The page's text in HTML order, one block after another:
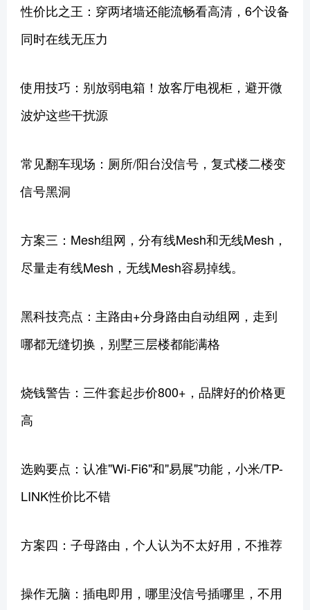
性价比之王：穿两堵墙还能流畅看高清，6个设备
同时在线无压力
使用技巧：别放弱电箱！放客厅电视柜，避开微
波炉这些干扰源
常见翻车现场：厕所/阳台没信号，复式楼二楼变
信号黑洞
方案三：Mesh组网，分有线Mesh和无线Mesh，
尽量走有线Mesh，无线Mesh容易掉线。
黑科技亮点：主路由+分身路由自动组网，走到
哪都无缝切换，别墅三层楼都能满格
烧钱警告：三件套起步价800+，品牌好的价格更
高
选购要点：认准"Wi-Fi6"和"易展"功能，小米/TP-
LINK性价比不错
方案四：子母路由，个人认为不太好用，不推荐
操作无脑：插电即用，哪里没信号插哪里，不用